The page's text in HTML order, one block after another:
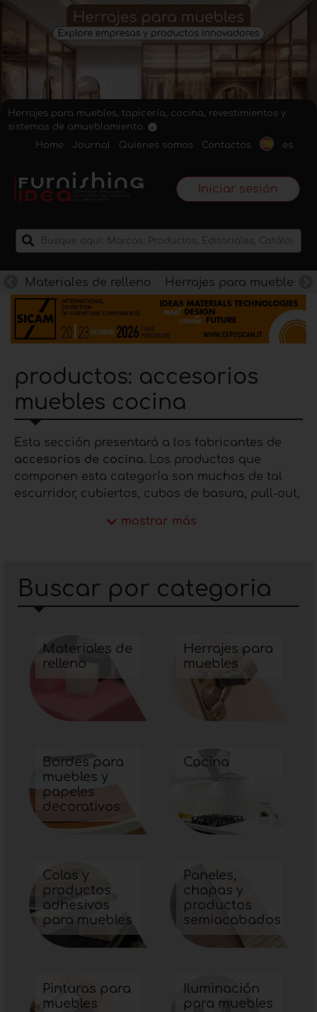
Herrajes para muebles, tapicería, cocina, revestimientos y
sistemas de amueblamiento.
Home
Journal Quienes somos Contactos es
Iniciar sesión
Materiales de relleno Herrajes para muebles
productos: accesorios
muebles cocina
Esta sección presentará a los fabricantes de
accesorios de cocina. Los productos que
componen esta categoría son muchos de tal
escurridor, cubiertos, cubos de basura, pull-out,
sección encontrarás las mejores empresas de la
directamente con la empresa que produce
accesorios para la cocinaa través del
formulario de contacto.
mostrar más
Buscar por categoria
Materiales de
relleno
Herrajes para
muebles
Bordes para
muebles y
papeles
decorativos
Cocina
Colas y
productos
adhesivos
para muebles
Paneles,
chapas y
productos
semiacabados
Pinturas para
muebles
Iluminación
para muebles